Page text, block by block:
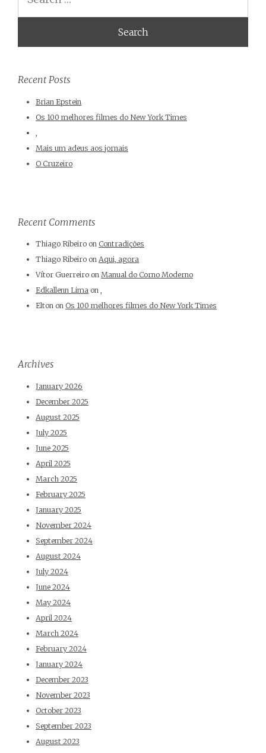
Recent Posts
Brian Epstein
Os 100 melhores filmes do New York Times
Mais um adeus aos jornais
O Cruzeiro
Recent Comments
Thiago Ribeiro on Contradições
Thiago Ribeiro on Aqui, agora
Vítor Guerreiro on Manual do Corno Moderno
Edkallenn Lima on ,
Elton on Os 100 melhores filmes do New York Times
Archives
January 2026
December 2025
August 2025
July 2025
June 2025
April 2025
March 2025
February 2025
January 2025
November 2024
September 2024
August 2024
July 2024
June 2024
May 2024
April 2024
March 2024
February 2024
January 2024
December 2023
November 2023
October 2023
September 2023
August 2023